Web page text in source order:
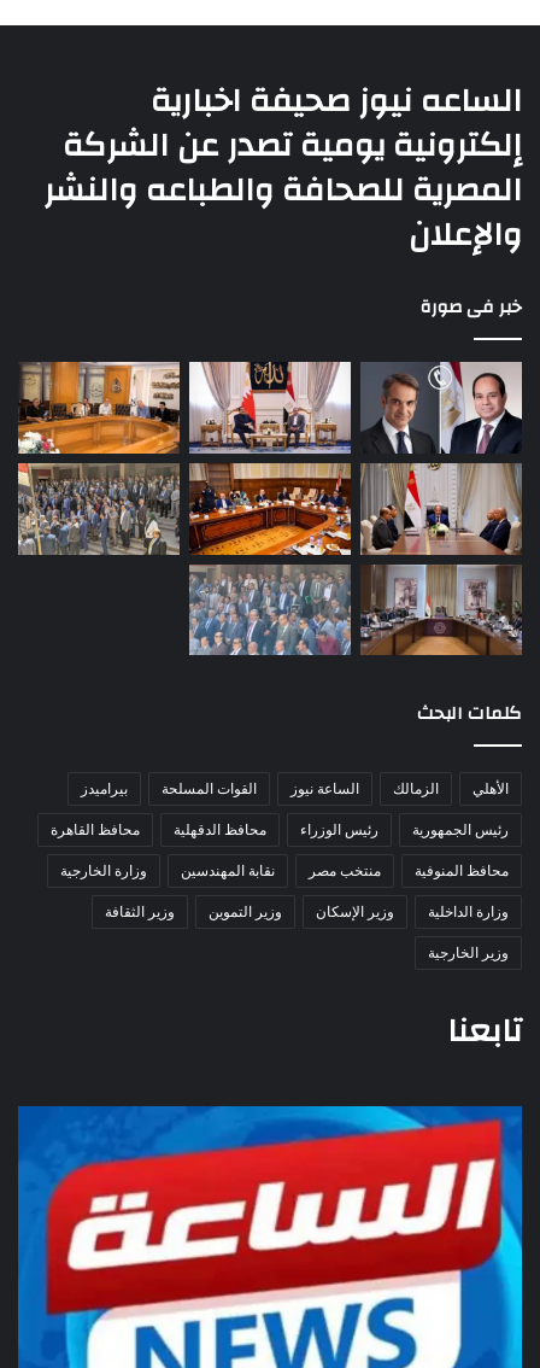
الساعه نيوز صحيفة اخبارية
إلكترونية يومية تصدر عن الشركة
المصرية للصحافة والطباعه والنشر
والإعلان
خبر فى صورة
كلمات البحث
الأهلي الزمالك الساعة نيوز القوات المسلحة
بيراميدز
رئيس الجمهورية
رئيس الوزراء محافظ الدقهلية
محافظ القاهرة
محافظ المنوفية
منتخب مصر نقابة المهندسين
وزارة الخارجية
وزارة الداخلية
وزير الإسكان وزير التموين
وزير الثقافة
وزير الخارجية
تابعنا